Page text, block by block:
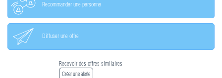
Recommander une personne
Diffuser une offre
Recevoir des offres similaires
Créer une alerte